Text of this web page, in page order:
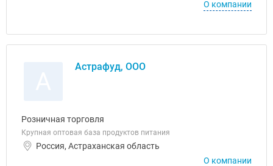
О компании
Астрафуд, ООО
Розничная торговля
Крупная оптовая база продуктов питания
Россия, Астраханская область
О компании